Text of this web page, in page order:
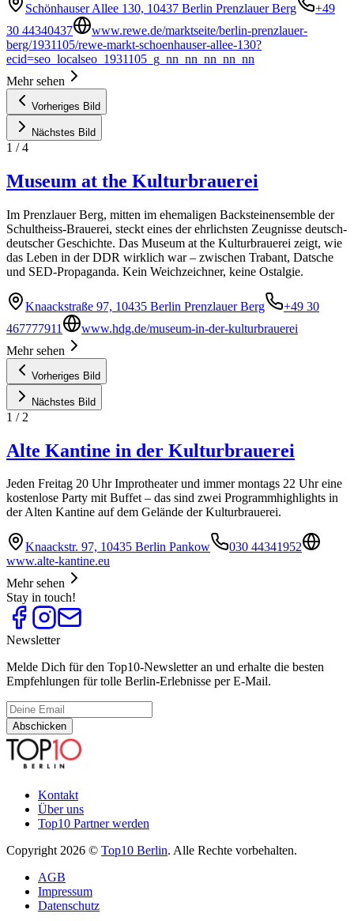
Schönhauser Allee 130, 10437 Berlin Prenzlauer Berg
+49
30 44340437
www.rewe.de/marktseite/berlin-prenzlauer-
berg/1931105/rewe-markt-schoenhauser-allee-130?
ecid=seo_localseo_1931105_g_nn_nn_nn_nn_nn
Mehr sehen
Vorheriges Bild
Nächstes Bild
1 /4
Museum at the Kulturbrauerei
Im Prenzlauer Berg, mitten im ehemaligen Backsteinensemble der
Schultheiss-Brauerei, steckt eines der ehrlichsten Zeugnisse deutsch-
deutscher Geschichte. Das Museum at the Kulturbrauerei zeigt, wie
das Leben in der DDR wirklich war – zwischen Trabant, Datsche
und SED-Propaganda. Kein Weichzeichner, keine Ostalgie.
Knaackstraße 97, 10435 Berlin Prenzlauer Berg
+49 30
467777911
www.hdg.de/museum-in-der-kulturbrauerei
Mehr sehen
Vorheriges Bild
Nächstes Bild
1 / 2
Alte Kantine in der Kulturbrauerei
Jeden Freitag 20 Uhr Improtheater und immer montags 22 Uhr eine
kostenlose Party mit Buffet – das sind zwei Programmhighlights in
der Alten Kantine auf dem Gelände der Kulturbrauerei.
Knaackstr. 97, 10435 Berlin Pankow
030 44341952
www.alte-kantine.eu
Mehr sehen
Stay in touch!
Newsletter
Melde Dich für den Top10-Newsletter an und erhalte die besten
Empfehlungen für tolle Berlin-Erlebnisse per E-Mail.
Abschicken
Kontakt
Über uns
Top10 Partner werden
Copyright 2026 © Top10 Berlin. Alle Rechte vorbehalten.
AGB
Impressum
Datenschutz